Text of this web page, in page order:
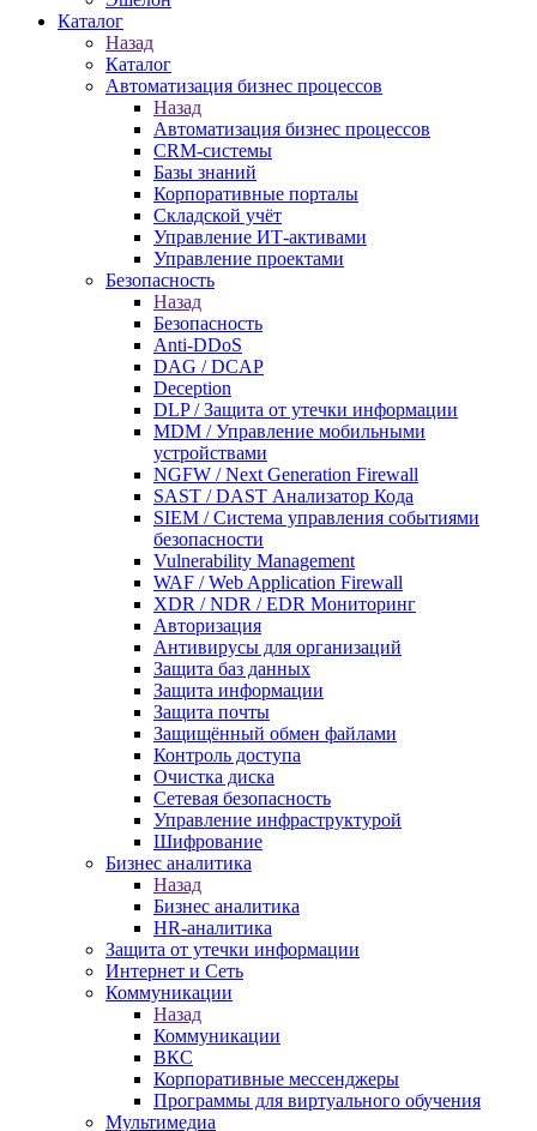
Каталог
Назад
Каталог
Автоматизация бизнес процессов
Назад
Автоматизация бизнес процессов
CRM-системы
Базы знаний
Корпоративные порталы
Складской учёт
Управление ИТ-активами
Управление проектами
Безопасность
Назад
Безопасность
Anti-DDoS
DAG / DCAP
Deception
DLP / Защита от утечки информации
MDM / Управление мобильными
устройствами
NGFW / Next Generation Firewall
SAST / DAST Анализатор Кода
SIEM / Система управления событиями
безопасности
Vulnerability Management
WAF / Web Application Firewall
XDR / NDR / EDR Мониторинг
Авторизация
Антивирусы для организаций
Защита баз данных
Защита информации
Защита почты
Защищённый обмен файлами
Контроль доступа
Очистка диска
Сетевая безопасность
Управление инфраструктурой
Шифрование
Бизнес аналитика
Назад
Бизнес аналитика
HR-аналитика
Защита от утечки информации
Интернет и Сеть
Коммуникации
Назад
Коммуникации
ВКС
Корпоративные мессенджеры
Программы для виртуального обучения
Мультимедиа